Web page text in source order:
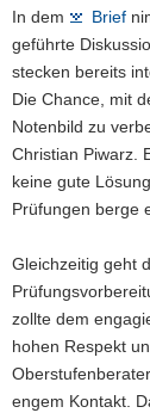
In dem Brief
geführte
stecken bereits
Die Chance, mit
Notenbild zu
Christian Piwarz.
keine gute
Prüfungen berge
Gleichzeitig geht
zollte dem
hohen Respekt
engem Kontakt.